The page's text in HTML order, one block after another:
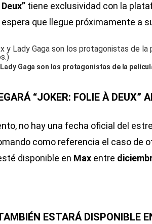
tiene exclusividad con la
que llegue próximamente a
Gaga son los protagonistas de la
“JOKER: FOLIE À DEUX”
no hay una fecha oficial del
como referencia el caso de
disponible en Max entre
ESTARÁ DISPONIBLE